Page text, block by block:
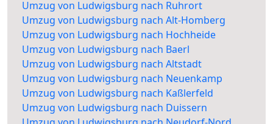
Umzug von Ludwigsburg nach Ruhrort
Umzug von Ludwigsburg nach Alt-Homberg
Umzug von Ludwigsburg nach Hochheide
Umzug von Ludwigsburg nach Baerl
Umzug von Ludwigsburg nach Altstadt
Umzug von Ludwigsburg nach Neuenkamp
Umzug von Ludwigsburg nach Kaßlerfeld
Umzug von Ludwigsburg nach Duissern